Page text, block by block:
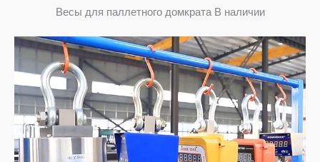
Весы для паллетного домкрата В наличии